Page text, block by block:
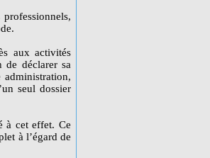
aux activités
de déclarer sa
administration,
seul dossier
à cet effet. Ce
à l’égard de